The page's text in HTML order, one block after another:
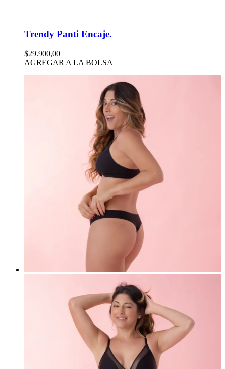
Trendy Panti Encaje.
$29.900,00
AGREGAR A LA BOLSA